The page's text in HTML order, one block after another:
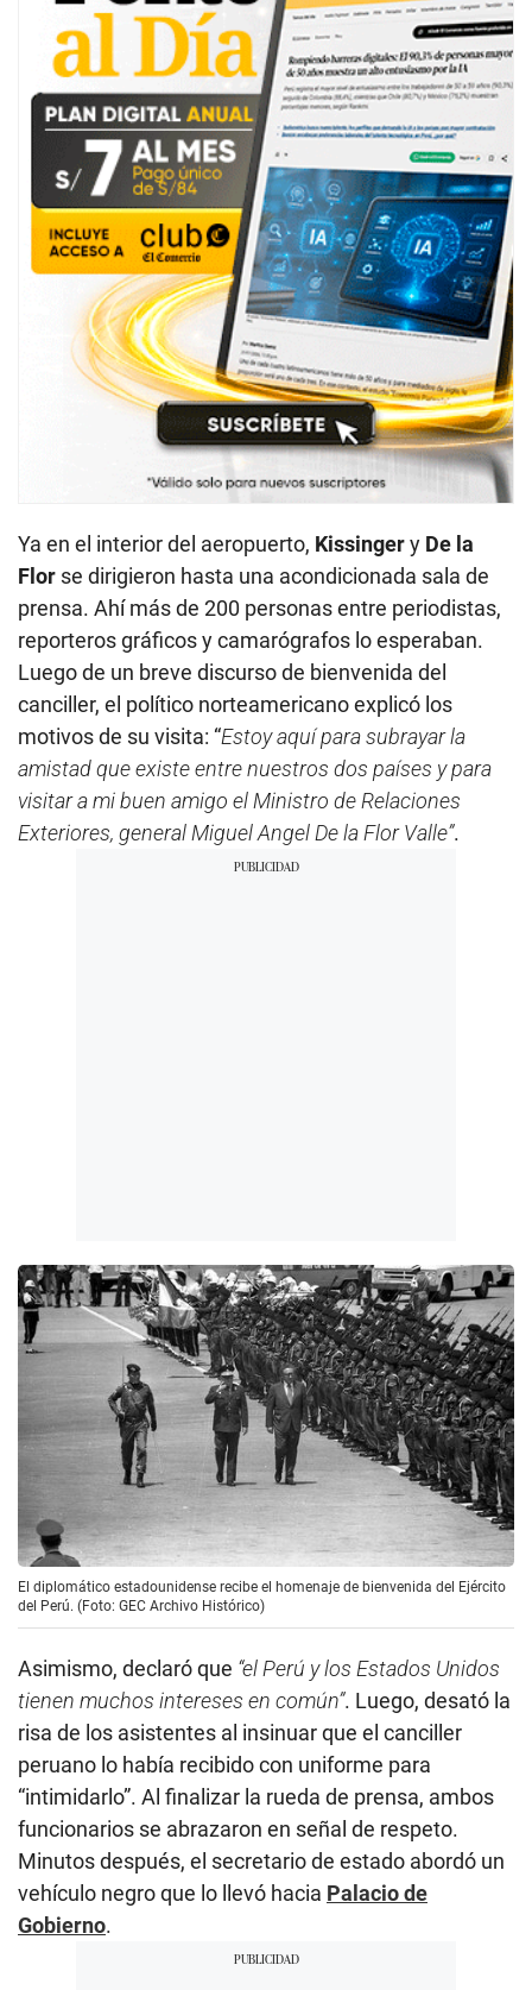
Ya en el interior del aeropuerto, Kissingery De la
Flor se dirigieron hasta una acondicionada sala de
prensa. Ahí más de 200 personas entre periodistas,
reporteros gráficos y camarógrafos lo esperaban.
Luego de un breve discurso de bienvenida del
canciller, el político norteamericano explicó los
motivos de su visita: “Estoy aquí para subrayar la
amistad que existe entre nuestros dos países y para
visitar a mi buen amigo el Ministro de Relaciones
Exteriores, general Miguel Angel De la Flor Valle”.
El diplomático estadounidense recibe el homenaje de bienvenida del Ejército
del Perú. (Foto: GEC Archivo Histórico)
Asimismo, declaró que “el Perú y los Estados Unidos
tienen muchos intereses en común”. Luego, desató la
risa de los asistentes al insinuar que el canciller
peruano lo había recibido con uniforme para
“intimidarlo”. Al finalizar la rueda de prensa, ambos
funcionarios se abrazaron en señal de respeto.
Minutos después, el secretario de estado abordó un
vehículo negro que lo llevó hacia Palacio de
Gobierno.